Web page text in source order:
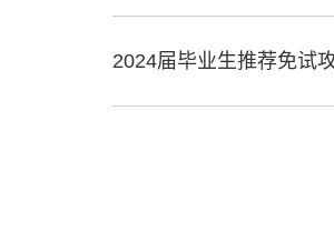
2024届毕业生推荐免试